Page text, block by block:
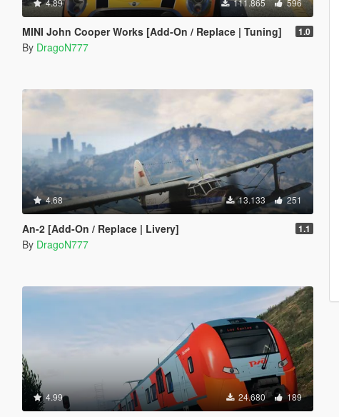
MINI John Cooper Works [Add-On / Replace | Tuning] 1.0
By DragoN777
4.68 13.133 251
An-2 [Add-On / Replace | Livery] 1.1
By DragoN777
4.99 24.680 189